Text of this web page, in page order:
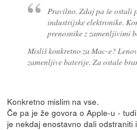
Pravilno. Zdaj pa še ostali
industrijske elektronike.
prenosnike z zamenljivimi
Misliš konkretno za Mac-e?
zamenljive baterije. Za ostale
Konkretno mislim na vse.
Če pa je že govora o Apple-u -
je nekdaj enostavno dali odstraniti